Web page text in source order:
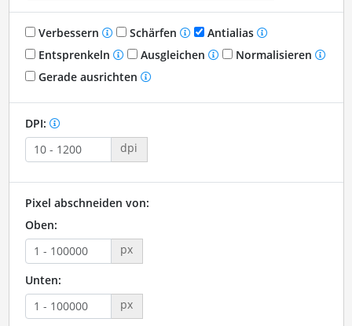
Verbessern Schärfen
Antialias
Entsprenkeln
Ausgleichen
Normalisieren
Gerade ausrichten
DPI:
dpi
Pixel abschneiden von:
Oben:
px
Unten:
px